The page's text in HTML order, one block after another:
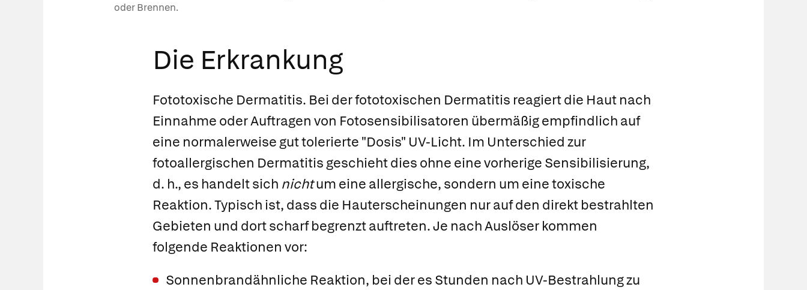
oder Brennen.
Die Erkrankung
Fototoxische Dermatitis. Bei der fototoxischen Dermatitis reagiert die Haut nach
Einnahme oder Auftragen von Fotosensibilisatoren übermäßig empfindlich auf
eine normalerweise gut tolerierte "Dosis" UV-Licht. Im Unterschied zur
fotoallergischen Dermatitis geschieht dies ohne eine vorherige Sensibilisierung,
d. h., es handelt sich nichtum eine allergische, sondern um eine toxische
Reaktion. Typisch ist, dass die Hauterscheinungen nur auf den direkt bestrahlten
Gebieten und dort scharf begrenzt auftreten. Je nach Auslöser kommen
folgende Reaktionen vor:
Sonnenbrandähnliche Reaktion, bei der es Stunden nach UV-Bestrahlung zu